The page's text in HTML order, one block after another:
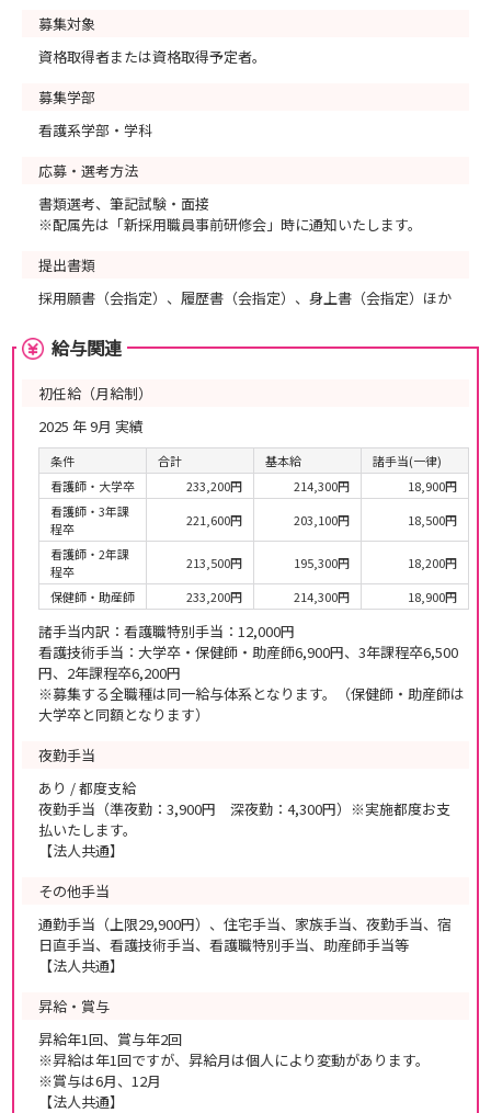
募集対象
資格取得者または資格取得予定者。
募集学部
看護系学部・学科
応募・選考方法
書類選考、筆記試験・面接
※配属先は「新採用職員事前研修会」時に通知いたします。
提出書類
採用願書（会指定）、履歴書（会指定）、身上書（会指定）ほか
給与関連
初任給（月給制）
2025 年 9月 実績
条件 合計 基本給
諸手当(一律)
看護師・大学卒
233,200円 214,300円
18,900円
看護師・3年課
程卒
221,600円 203,100円
18,500円
看護師・2年課
程卒
213,500円 195,300円
18,200円
保健師・助産師
233,200円 214,300円 18,900円
諸手当内訳：看護職特別手当：12,000円
看護技術手当：大学卒・保健師・助産師6,900円、3年課程卒6,500
円、2年課程卒6,200円
※募集する全職種は同一給与体系となります。（保健師・助産師は
大学卒と同額となります）
夜勤手当
あり / 都度支給
夜勤手当（準夜勤：3,900円 深夜勤：4,300円）※実施都度お支
払いたします。
【法人共通】
その他手当
通勤手当（上限29,900円）、住宅手当、家族手当、夜勤手当、宿
日直手当、看護技術手当、看護職特別手当、助産師手当等
【法人共通】
昇給・賞与
昇給年1回、賞与年2回
※昇給は年1回ですが、昇給月は個人により変動があります。
※賞与は6月、12月
【法人共通】